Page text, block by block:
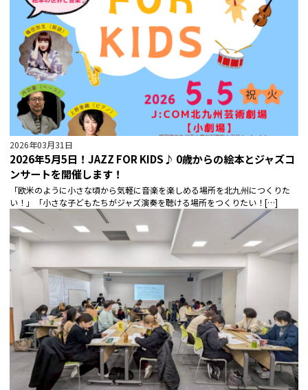
2026年03月31日
2026年5月5日！JAZZ FOR KIDS♪ 0歳からの絵本とジャズコ
ンサートを開催します！
「欧米のように小さな頃から気軽に音楽を楽しめる場所を北九州につくりた
い！」「小さな子どもたちがジャズ演奏を聴ける場所をつくりたい！[…]